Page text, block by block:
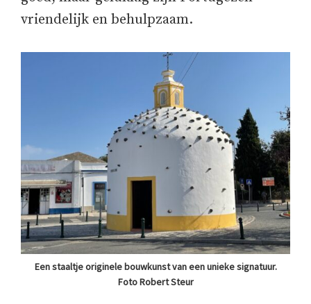
vriendelijk en behulpzaam.
Een staaltje originele bouwkunst van een unieke signatuur.
Foto Robert Steur